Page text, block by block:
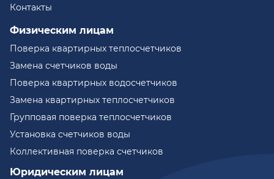
Контакты
Физическим лицам
Поверка квартирных теплосчетчиков
Замена счетчиков воды
Поверка квартирных водосчетчиков
Замена квартирных теплосчетчиков
Групповая поверка теплосчетчиков
Установка счетчиков воды
Коллективная поверка счетчиков
Юридическим лицам